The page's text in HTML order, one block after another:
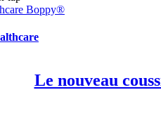
Boppy®
Le nouveau